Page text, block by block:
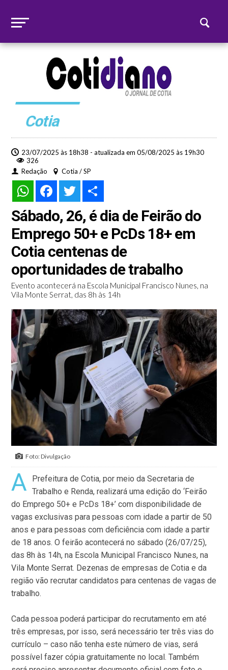
Cotia
23/07/2025 às 18h38 - atualizada em 05/08/2025 às 19h30
326
Redação
Cotia / SP
WhatsAppFacebookTwitter
Sábado, 26, é dia de Feirão do
Emprego 50+ e PcDs 18+ em
Cotia centenas de
oportunidades de trabalho
Evento acontecerá na Escola Municipal Francisco Nunes, na
Vila Monte Serrat, das 8h às 14h
Foto: Divulgação
A
Prefeitura de Cotia, por meio da Secretaria de
Trabalho e Renda, realizará uma edição do ‘Feirão
do Emprego 50+ e PcDs 18+’ com disponibilidade de
vagas exclusivas para pessoas com idade a partir de 50
anos e para pessoas com deficiência com idade a partir
de 18 anos. O feirão acontecerá no sábado (26/07/25),
das 8h às 14h, na Escola Municipal Francisco Nunes, na
Vila Monte Serrat. Dezenas de empresas de Cotia e da
região vão recrutar candidatos para centenas de vagas de
trabalho.
Cada pessoa poderá participar do recrutamento em até
três empresas, por isso, será necessário ter três vias do
currículo – caso não tenha este número de vias, será
possível fazer cópia gratuitamente no local. Também